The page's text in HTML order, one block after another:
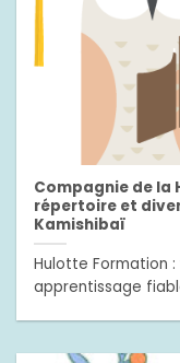
Compagnie de la
répertoire et
Kamishibaï
Hulotte Formation
apprentissage